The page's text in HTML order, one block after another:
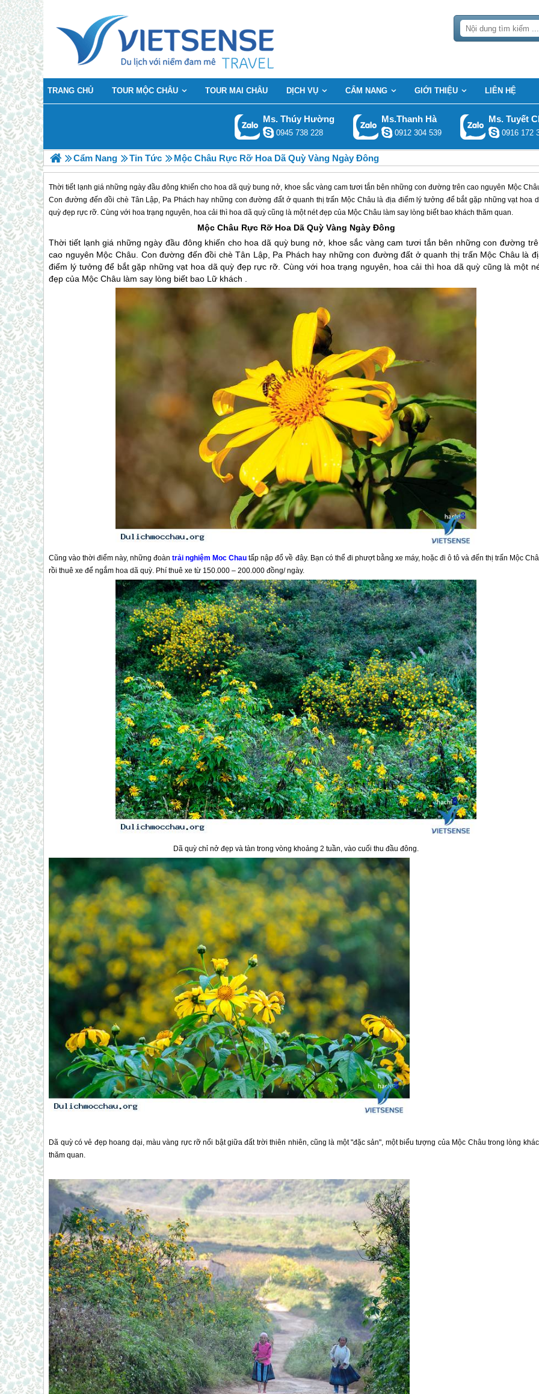
TRANG CHỦ TOUR MỘC CHÂU TOUR MAI CHÂU DỊCH VỤ CẨM NANG GIỚI THIỆU LIÊN HỆ
Ms. Thúy Hường
0945 738 228
Ms.Thanh Hà
0912 304 539
Ms. Tuyết
0916 172
Cẩm Nang Tin Tức Mộc Châu Rực Rỡ Hoa Dã Quỳ Vàng Ngày Đông
Thời tiết lạnh giá những ngày đầu đông khiến cho hoa dã quỳ bung nở, khoe sắc vàng cam tươi tắn bên những con đường trên cao nguyên Mộc
Con đường đến đồi chè Tân Lập, Pa Phách hay những con đường đất ở quanh thị trấn Mộc Châu là địa điểm lý tưởng để bắt gặp những vạt hoa
quỳ đẹp rực rỡ. Cùng với hoa trạng nguyên, hoa cải thì hoa dã quỳ cũng là một nét đẹp của Mộc Châu làm say lòng biết bao khách thăm quan.
Mộc Châu Rực Rỡ Hoa Dã Quỳ Vàng Ngày Đông
Thời tiết lạnh giá những ngày đầu đông khiến cho hoa dã quỳ bung nở, khoe sắc vàng cam tươi tắn bên những con đường
cao nguyên Mộc Châu. Con đường đến đồi chè Tân Lập, Pa Phách hay những con đường đất ở quanh thị trấn Mộc Châu là
điểm lý tưởng để bắt gặp những vạt hoa dã quỳ đẹp rực rỡ. Cùng với hoa trạng nguyên, hoa cải thì hoa dã quỳ cũng là một
đẹp của Mộc Châu làm say lòng biết bao Lữ khách .
Cũng vào thời điểm này, những đoàntrải nghiệmMoc Chau tấp nập đổ về đây. Bạn có thể đi phượt bằng xe máy, hoặc đi ô tô và đến thị trấn Mộc
rồi thuê xe để ngắm hoa dã quỳ. Phí thuê xe từ 150.000 – 200.000 đồng/ ngày.
Dã quỳ chỉ nở đẹp và tàn trong vòng khoảng 2 tuần, vào cuối thu đầu đông.
Dã quỳ có vẻ đẹp hoang dại, màu vàng rực rỡ nổi bật giữa đất trời thiên nhiên, cũng là một "đặc sản", một biểu tượng của Mộc Châu trong lòng
thăm quan.